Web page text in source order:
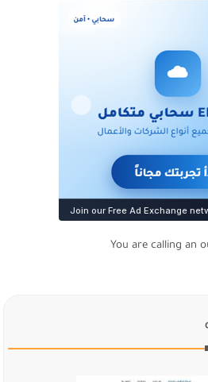
You are calling an